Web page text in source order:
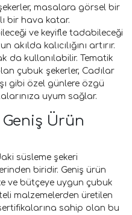
masalara görsel bir
bir hava katar.
ve keyifle tadabileceği
kalıcılığını artırır.
da kullanılabilir. Tematik
çubuk şekerler, Cadılar
gibi özel günlere özgü
uyum sağlar.
Ürün
süsleme şekeri
biridir. Geniş ürün
ve bütçeye uygun çubuk
malzemelerden üretilen
sahip olan bu